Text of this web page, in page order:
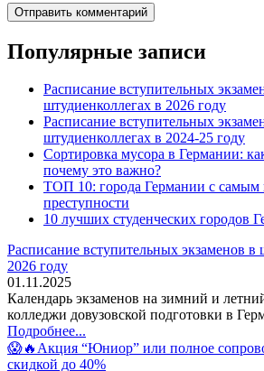
Популярные записи
Расписание вступительных
штудиенколлегах в 2026 году
Расписание вступительных
штудиенколлегах в 2024-25 году
Сортировка мусора в Германии:
почему это важно?
ТОП 10: города Германии с самым
преступности
10 лучших студенческих городов
Расписание вступительных экзаменов в
2026 году
01.11.2025
Календарь экзаменов на зимний и
колледжи довузовской подготовки в
Подробнее...
😱🔥Акция “Юниор” или полное
скидкой до 40%